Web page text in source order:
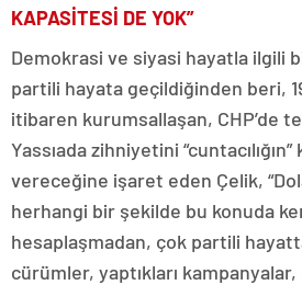
KAPASİTESİ DE YOK”
Demokrasi ve siyasi hayatla ilgili
partili hayata geçildiğinden beri,
itibaren kurumsallaşan, CHP’de
Yassıada zihniyetini “cuntacılığın”
vereceğine işaret eden Çelik,
herhangi bir şekilde bu konuda
hesaplaşmadan, çok partili
cürümler, yaptıkları